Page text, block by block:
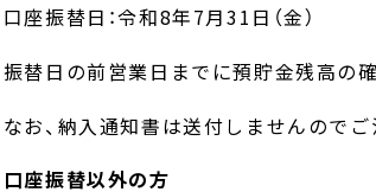
振替日：令和8年7月31日（金）
替日の前営業日までに預貯金残高の確
お、納入通知書は送付しませんのでご
座振替以外の方